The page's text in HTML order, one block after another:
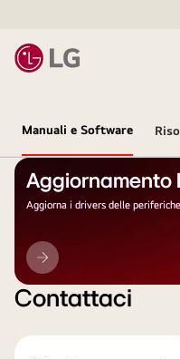
Manuali e Software
Aggiornamento
Aggiorna i drivers delle
Aggiornamento
LG
Contattaci